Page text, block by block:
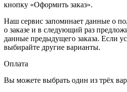
кнопку «Оформить заказ».
Наш сервис запоминает данные о
о заказе и в следующий раз
данные предыдущего заказа. Если
выбирайте другие варианты.
Оплата
Вы можете выбрать один из трёх